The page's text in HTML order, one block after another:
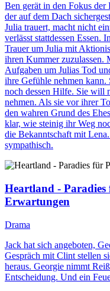
Ben gerät in den Fokus
der auf dem Dach
Julia trauert, macht nicht
verlässt stattdessen Essen.
Trauer um Julia mit
ihren Kummer zuzulassen.
Aufgaben um Julias Tod
ihre Gefühle nehmen
noch dessen Hilfe. Sie will
nehmen. Als sie vor ihrer
den wahren Grund des
klar, wie steinig ihr Weg
die Bekanntschaft mit
sympathisch.
Heartland - Paradies
Erwartungen
Drama
Jack hat sich angeboten,
Gespräch mit Clint stellen
heraus. Georgie nimmt
Entscheidung. Und ein